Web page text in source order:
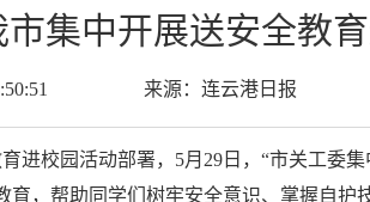
市集中开展送安全教
来源： 连云港日报
进校园活动部署，5月29日，“市关工委
，帮助同学们树牢安全意识、掌握自护